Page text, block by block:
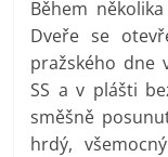
Během
Dveře se
pražského dne
SS a v plášti
směšně
hrdý,